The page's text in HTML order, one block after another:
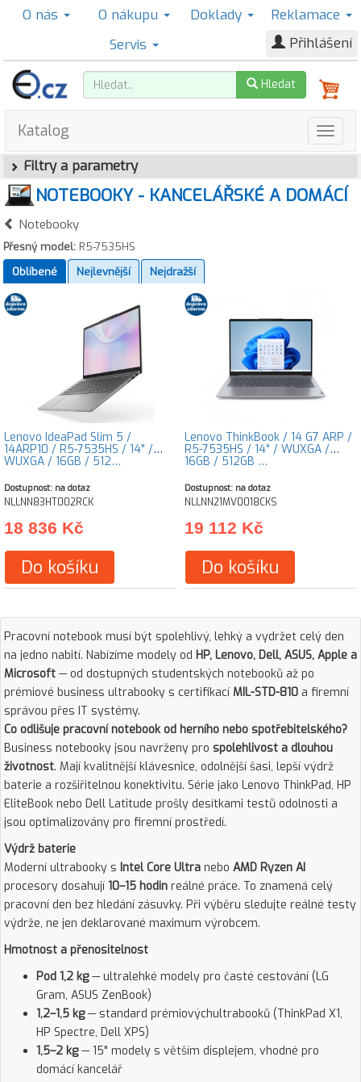
O nás O nákupu Doklady
Reklamace
Servis
Přihlášení
Hledat
Katalog
Filtry a parametry
NOTEBOOKY - KANCELÁŘSKÉ A DOMÁCÍ
Notebooky
Přesný model: R5-7535HS
Oblíbené
Nejlevnější Nejdražší
Lenovo IdeaPad Slim 5 /
14ARP10 / R5-7535HS / 14" /
WUXGA / 16GB / 512…
Dostupnost: na dotaz
NLLNN83HT002RCK
18 836 Kč
Do košíku
Lenovo ThinkBook / 14 G7 ARP /
R5-7535HS / 14" / WUXGA /
16GB / 512GB …
Dostupnost: na dotaz
NLLNN21MV0018CKS
19 112 Kč
Do košíku
Pracovní notebook musí být spolehlivý, lehký a vydržet celý den
na jedno nabití. Nabízíme modely od HP, Lenovo, Dell, ASUS, Apple a
Microsoft — od dostupných studentských notebooků až po
prémiové business ultrabooky s certifikací MIL-STD-810 a firemní
správou přes IT systémy.
Co odlišuje pracovní notebook od herního nebo spotřebitelského?
Business notebooky jsou navrženy pro spolehlivost a dlouhou
životnost. Mají kvalitnější klávesnice, odolnější šasi, lepší výdrž
baterie a rozšiřitelnou konektivitu. Série jako Lenovo ThinkPad, HP
EliteBook nebo Dell Latitude prošly desítkami testů odolnosti a
jsou optimalizovány pro firemní prostředí.
Výdrž baterie
Moderní ultrabooky s Intel Core Ultra nebo AMD Ryzen AI
procesory dosahují 10–15 hodin reálné práce. To znamená celý
pracovní den bez hledání zásuvky. Při výběru sledujte reálné testy
výdrže, ne jen deklarované maximum výrobcem.
Hmotnost a přenositelnost
Pod 1,2 kg— ultralehké modely pro časté cestování (LG
Gram, ASUS ZenBook)
1,2–1,5 kg— standard prémiovýchultrabooků (ThinkPad X1,
HP Spectre, Dell XPS)
1,5–2 kg— 15" modely s větším displejem, vhodné pro
domácí kancelář